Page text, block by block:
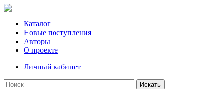
Каталог
Новые поступления
Авторы
О проекте
Личный кабинет
Искать